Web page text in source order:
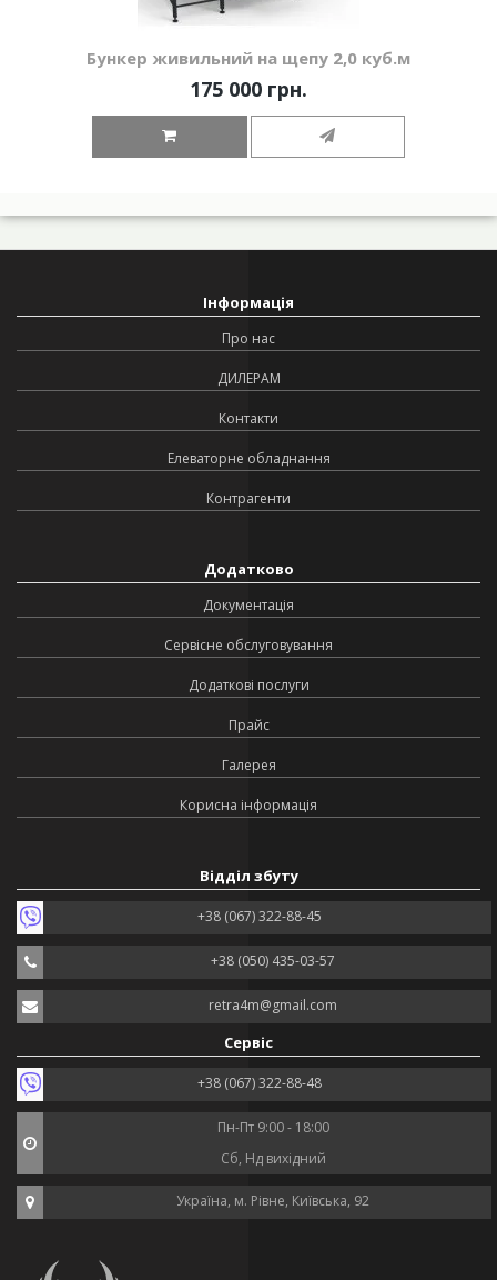
Бункер живильний на щепу 2,0 куб.м
175 000 грн.
Інформація
Про нас
ДИЛЕРАМ
Контакти
Елеваторне обладнання
Контрагенти
Додатково
Документація
Сервісне обслуговування
Додаткові послуги
Прайс
Галерея
Корисна інформація
Відділ збуту
+38 (067) 322-88-45
+38 (050) 435-03-57
retra4m@gmail.com
Сервіс
+38 (067) 322-88-48
Пн-Пт 9:00 - 18:00
Сб, Нд вихідний
Україна, м. Рівне, Київська, 92